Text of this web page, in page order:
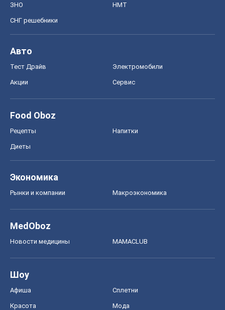
ЗНО НМТ
СНГ решебники
Авто
Тест Драйв Электромобили
Акции Сервис
Food Oboz
Рецепты Напитки
Диеты
Экономика
Рынки и компании Mакроэкономика
MedOboz
Новости медицины MAMACLUB
Шоу
Афиша Сплетни
Красота Мода